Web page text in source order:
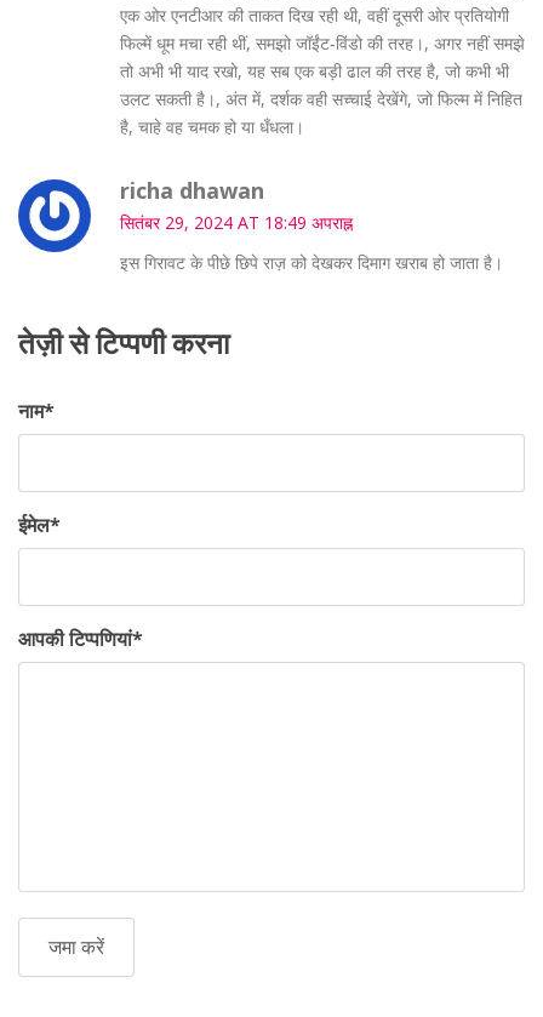
एक ओर एनटीआर की ताकत दिख रही थी, वहीं दूसरी ओर प्रतियोगी
फिल्में धूम मचा रही थीं, समझो जॉईंट‑विंडो की तरह।, अगर नहीं समझे
तो अभी भी याद रखो, यह सब एक बड़ी ढाल की तरह है, जो कभी भी
उलट सकती है।, अंत में, दर्शक वही सच्चाई देखेंगे, जो फिल्म में निहित
है, चाहे वह चमक हो या धँधला।
richa dhawan
सितंबर 29, 2024 AT 18:49 अपराह्न
इस गिरावट के पीछे छिपे राज़ को देखकर दिमाग खराब हो जाता है।
तेज़ी से टिप्पणी करना
नाम*
ईमेल*
आपकी टिप्पणियां*